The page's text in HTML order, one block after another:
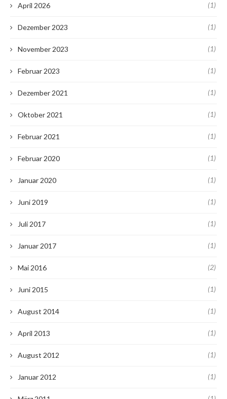
April 2026 (1)
Dezember 2023 (1)
November 2023 (1)
Februar 2023 (1)
Dezember 2021 (1)
Oktober 2021 (1)
Februar 2021 (1)
Februar 2020 (1)
Januar 2020 (1)
Juni 2019 (1)
Juli 2017 (1)
Januar 2017 (1)
Mai 2016 (2)
Juni 2015 (1)
August 2014 (1)
April 2013 (1)
August 2012 (1)
Januar 2012 (1)